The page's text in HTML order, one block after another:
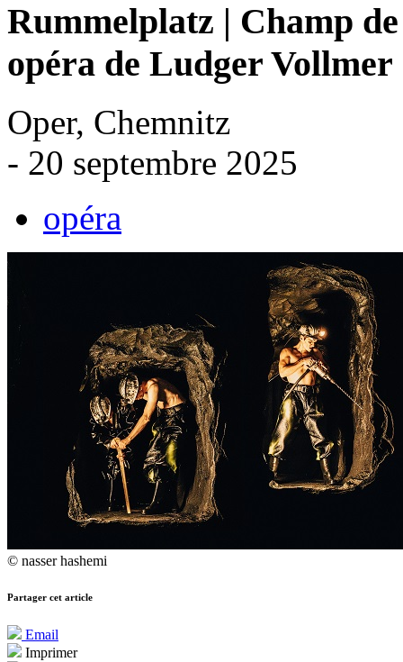
Rummelplatz | Champ
opéra de Ludger Vollmer
Oper, Chemnitz
- 20 septembre 2025
opéra
© nasser hashemi
Partager cet article
Email
Imprimer